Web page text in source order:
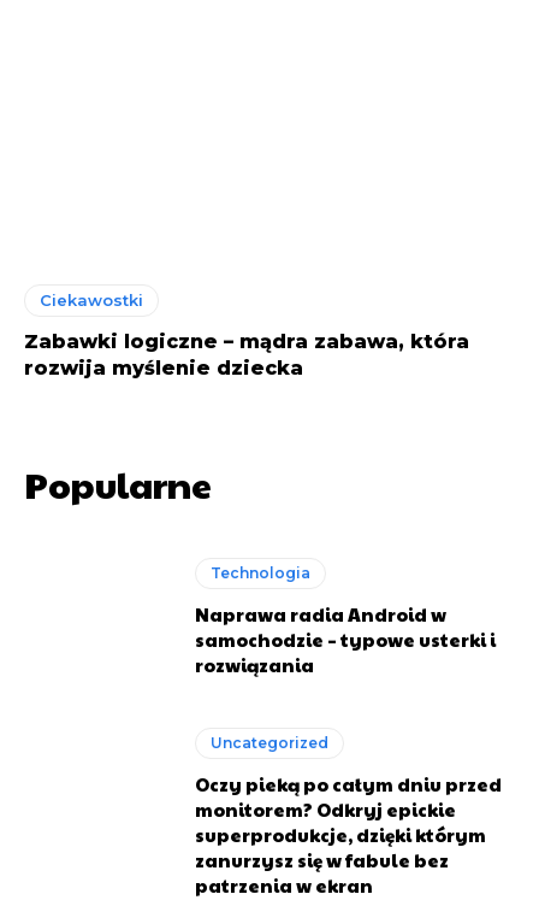
Ciekawostki
Zabawki logiczne – mądra zabawa, która
rozwija myślenie dziecka
Popularne
Technologia
Naprawa radia Android w
samochodzie – typowe usterki i
rozwiązania
Uncategorized
Oczy pieką po całym dniu przed
monitorem? Odkryj epickie
superprodukcje, dzięki którym
zanurzysz się w fabule bez
patrzenia w ekran